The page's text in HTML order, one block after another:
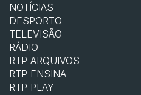
NOTÍCIAS
DESPORTO
TELEVISÃO
RÁDIO
RTP ARQUIVOS
RTP ENSINA
RTP PLAY